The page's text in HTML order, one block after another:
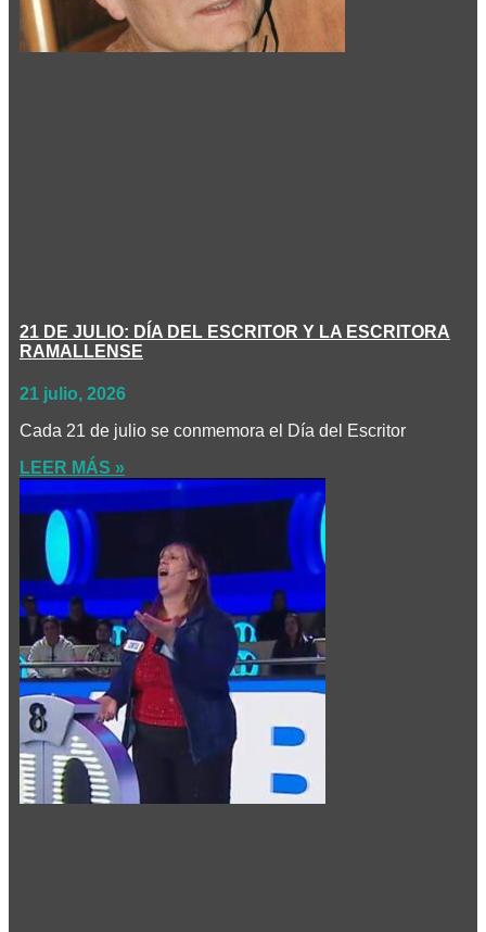
21 DE JULIO: DÍA DEL ESCRITOR Y LA ESCRITORA
RAMALLENSE
21 julio, 2026
Cada 21 de julio se conmemora el Día del Escritor
LEER MÁS »